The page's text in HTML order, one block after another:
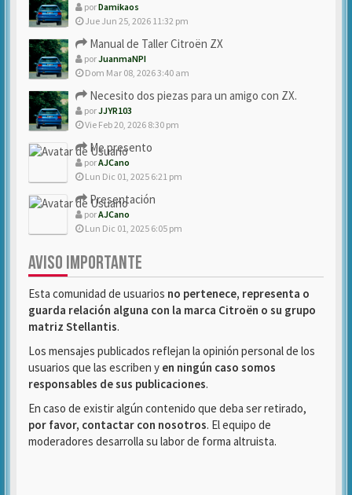
porDamikaos
Jue Jun 25, 2026 11:32 pm
Manual de Taller Citroën ZX
porJuanmaNPI
Dom Mar 08, 2026 3:40 am
Necesito dos piezas para un amigo con ZX.
porJJYR103
Vie Feb 20, 2026 8:30 pm
Me presento
porAJCano
Lun Dic 01, 2025 6:21 pm
Presentación
porAJCano
Lun Dic 01, 2025 6:05 pm
AVISO IMPORTANTE
Esta comunidad de usuarios no pertenece, representa o
guarda relación alguna con la marca Citroën o su grupo
matriz Stellantis.
Los mensajes publicados reflejan la opinión personal de los
usuarios que las escriben y en ningún caso somos
responsables de sus publicaciones.
En caso de existir algún contenido que deba ser retirado,
por favor, contactar con nosotros. El equipo de
moderadores desarrolla su labor de forma altruista.